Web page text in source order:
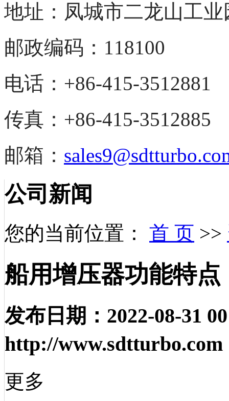
地址：凤城市二龙山工业
邮政编码：118100
电话：+86-415-3512881
传真：+86-415-3512885
邮箱：
公司新闻
您的当前位置： 首 页 >>
船用增压器功能特点
发布日期： 2022-08-31
http://www.sdtturbo.com
更多